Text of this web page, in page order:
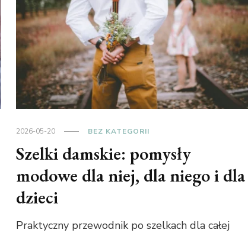
2026-05-20 BEZ KATEGORII
Szelki damskie: pomysły
modowe dla niej, dla niego i dla
dzieci
Praktyczny przewodnik po szelkach dla całej